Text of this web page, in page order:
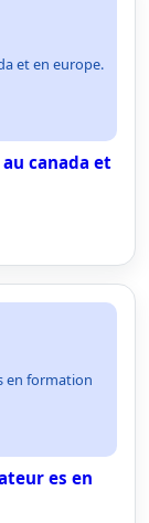
et en europe.
canada et
en formation
es en